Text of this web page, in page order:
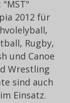
2012 für
Rugby,
und Canoe
Wrestling
sind auch
Einsatz.